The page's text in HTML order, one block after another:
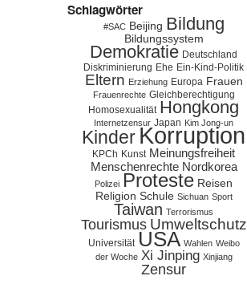
Schlagwörter
#SAC Beijing Bildung
Bildungssystem
Demokratie Deutschland
Diskriminierung Ehe Ein-Kind-Politik
Eltern Erziehung Europa Frauen
Frauenrechte Gleichberechtigung
Homosexualität Hongkong
Internetzensur Japan Kim Jong-un
KinderKorruption
KPCh Kunst Meinungsfreiheit
Menschenrechte Nordkorea
Polizei Proteste Reisen
Religion Schule Sichuan Sport
Taiwan Terrorismus
Tourismus Umweltschutz
Universität USA Wahlen Weibo
der Woche Xi Jinping Xinjiang
Zensur